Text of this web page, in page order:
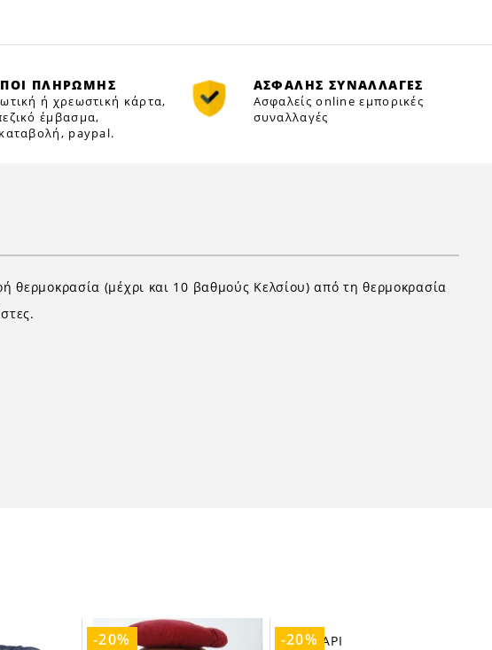
ΠΛΗΡΩΜΗΣ
ή χρεωστική κάρτα,
έμβασμα,
paypal.
ΑΣΦΑΛΗΣ ΣΥΝΑΛΛΑΓΕΣ
Ασφαλείς online εμπορικές
συναλλαγές
(μέχρι και 10 βαθμούς Κελσίου) από τη θερμοκρασία
-20% -20%